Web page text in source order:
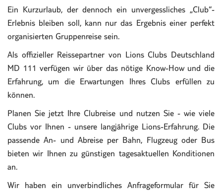
Ein Kurzurlaub, der dennoch ein unvergessliches „Club“-
Erlebnis bleiben soll, kann nur das Ergebnis einer perfekt
organisierten Gruppenreise sein.
Als offizieller Reissepartner von Lions Clubs Deutschland
MD 111 verfügen wir über das nötige Know-How und die
Erfahrung, um die Erwartungen Ihres Clubs erfüllen zu
können.
Planen Sie jetzt Ihre Clubreise und nutzen Sie - wie viele
Clubs vor Ihnen - unsere langjährige Lions-Erfahrung. Die
passende An- und Abreise per Bahn, Flugzeug oder Bus
bieten wir Ihnen zu günstigen tagesaktuellen Konditionen
an.
Wir haben ein unverbindliches Anfrageformular für Sie